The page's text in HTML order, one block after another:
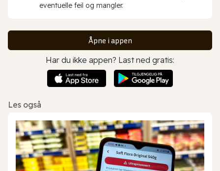
eventuelle feil og mangler.
Åpne i appen
Har du ikke appen? Last ned gratis:
Les også